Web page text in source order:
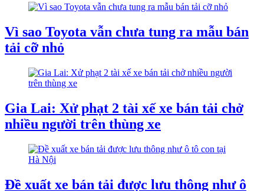
Vì sao Toyota vẫn chưa tung ra mẫu bán
tải cỡ nhỏ
Gia Lai: Xử phạt 2 tài xế xe bán tải chở
nhiều người trên thùng xe
Đề xuất xe bán tải được lưu thông như ô